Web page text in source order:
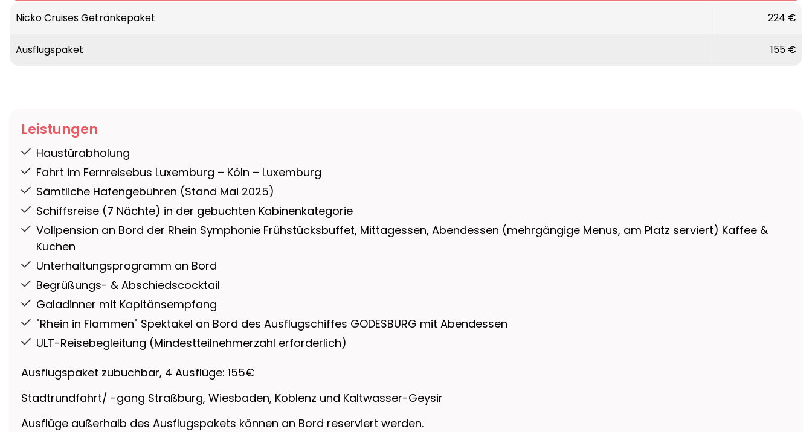
Nicko Cruises Getränkepaket 224 €
Ausflugspaket 155 €
Leistungen
Haustürabholung
Fahrt im Fernreisebus Luxemburg – Köln – Luxemburg
Sämtliche Hafengebühren (Stand Mai 2025)
Schiffsreise (7 Nächte) in der gebuchten Kabinenkategorie
Vollpension an Bord der Rhein Symphonie Frühstücksbuffet, Mittagessen, Abendessen (mehrgängige Menus, am Platz serviert) Kaffee &
Kuchen
Unterhaltungsprogramm an Bord
Begrüßungs- & Abschiedscocktail
Galadinner mit Kapitänsempfang
"Rhein in Flammen" Spektakel an Bord des Ausflugschiffes GODESBURG mit Abendessen
ULT-Reisebegleitung (Mindestteilnehmerzahl erforderlich)
Ausflugspaket zubuchbar, 4 Ausflüge: 155€
Stadtrundfahrt/ -gang Straßburg, Wiesbaden, Koblenz und Kaltwasser-Geysir
Ausflüge außerhalb des Ausflugspakets können an Bord reserviert werden.